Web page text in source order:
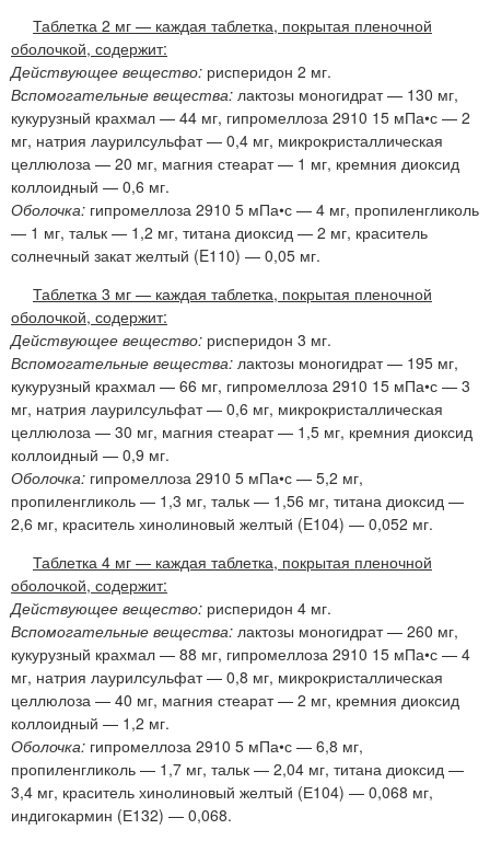
Таблетка 2 мг — каждая таблетка, покрытая пленочной
оболочкой, содержит:
Действующее вещество: рисперидон 2 мг.
Вспомогательные вещества: лактозы моногидрат — 130 мг,
кукурузный крахмал — 44 мг, гипромеллоза 2910 15 мПа•с — 2
мг, натрия лаурилсульфат — 0,4 мг, микрокристаллическая
целлюлоза — 20 мг, магния стеарат — 1 мг, кремния диоксид
коллоидный — 0,6 мг.
Оболочка: гипромеллоза 2910 5 мПа•с — 4 мг, пропиленгликоль
— 1 мг, тальк — 1,2 мг, титана диоксид — 2 мг, краситель
солнечный закат желтый (E110) — 0,05 мг.
Таблетка 3 мг — каждая таблетка, покрытая пленочной
оболочкой, содержит:
Действующее вещество: рисперидон 3 мг.
Вспомогательные вещества: лактозы моногидрат — 195 мг,
кукурузный крахмал — 66 мг, гипромеллоза 2910 15 мПа•с — 3
мг, натрия лаурилсульфат — 0,6 мг, микрокристаллическая
целлюлоза — 30 мг, магния стеарат — 1,5 мг, кремния диоксид
коллоидный — 0,9 мг.
Оболочка: гипромеллоза 2910 5 мПа•с — 5,2 мг,
пропиленгликоль — 1,3 мг, тальк — 1,56 мг, титана диоксид —
2,6 мг, краситель хинолиновый желтый (E104) — 0,052 мг.
Таблетка 4 мг — каждая таблетка, покрытая пленочной
оболочкой, содержит:
Действующее вещество: рисперидон 4 мг.
Вспомогательные вещества: лактозы моногидрат — 260 мг,
кукурузный крахмал — 88 мг, гипромеллоза 2910 15 мПа•с — 4
мг, натрия лаурилсульфат — 0,8 мг, микрокристаллическая
целлюлоза — 40 мг, магния стеарат — 2 мг, кремния диоксид
коллоидный — 1,2 мг.
Оболочка: гипромеллоза 2910 5 мПа•с — 6,8 мг,
пропиленгликоль — 1,7 мг, тальк — 2,04 мг, титана диоксид —
3,4 мг, краситель хинолиновый желтый (Е104) — 0,068 мг,
индигокармин (Е132) — 0,068.